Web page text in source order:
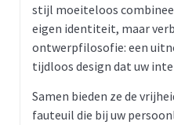
stijl moeiteloos
eigen identiteit, maar
ontwerpfilosofie: een
tijdloos design dat uw
Samen bieden ze de
fauteuil die bij uw